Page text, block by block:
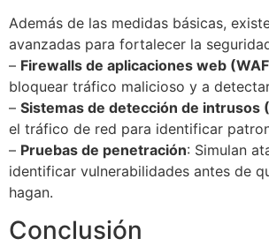
Además de las medidas básicas,
avanzadas para fortalecer la
– Firewalls de aplicaciones web
bloquear tráfico malicioso y a
– Sistemas de detección de intrusos
el tráfico de red para identificar
– Pruebas de penetración: Simulan
identificar vulnerabilidades antes de
hagan.
Conclusión